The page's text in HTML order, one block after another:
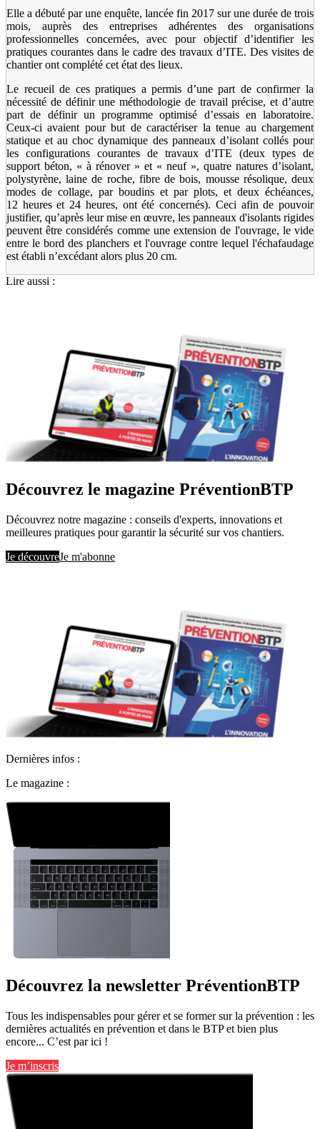
Elle a débuté par une enquête, lancée fin 2017 sur une durée de trois
mois, auprès des entreprises adhérentes des organisations
professionnelles concernées, avec pour objectif d’identifier les
pratiques courantes dans le cadre des travaux d’ITE. Des visites de
chantier ont complété cet état des lieux.
Le recueil de ces pratiques a permis d’une part de confirmer la
nécessité de définir une méthodologie de travail précise, et d’autre
part de définir un programme optimisé d’essais en laboratoire.
Ceux-ci avaient pour but de caractériser la tenue au chargement
statique et au choc dynamique des panneaux d’isolant collés pour
les configurations courantes de travaux d’ITE (deux types de
support béton, « à rénover » et « neuf », quatre natures d’isolant,
polystyrène, laine de roche, fibre de bois, mousse résolique, deux
modes de collage, par boudins et par plots, et deux échéances,
12 heures et 24 heures, ont été concernés). Ceci afin de pouvoir
justifier, qu’après leur mise en œuvre, les panneaux d'isolants rigides
peuvent être considérés comme une extension de l'ouvrage, le vide
entre le bord des planchers et l'ouvrage contre lequel l'échafaudage
est établi n’excédant alors plus 20 cm.
Lire aussi :
Découvrez le magazine PréventionBTP
Découvrez notre magazine : conseils d'experts, innovations et
meilleures pratiques pour garantir la sécurité sur vos chantiers.
Je découvreJe m'abonne
Dernières infos :
Le magazine :
Découvrez la newsletter PréventionBTP
Tous les indispensables pour gérer et se former sur la prévention : les
dernières actualités en prévention et dans le BTP et bien plus
encore... C’est par ici !
Je m’inscris